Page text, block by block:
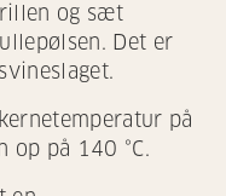
og sæt
Det er
på
op på 140 °C.